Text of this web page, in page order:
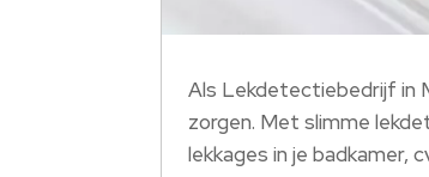
Als Lekdetectiebedrijf in
zorgen.​ Met slimme
lekkages in je badkamer,